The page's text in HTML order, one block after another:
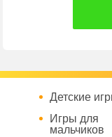
Детские
Игры для
мальчиков